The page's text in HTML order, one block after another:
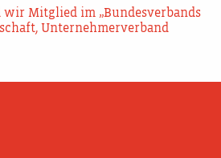
wir Mitglied im „Bundesverbands
Unternehmerverband